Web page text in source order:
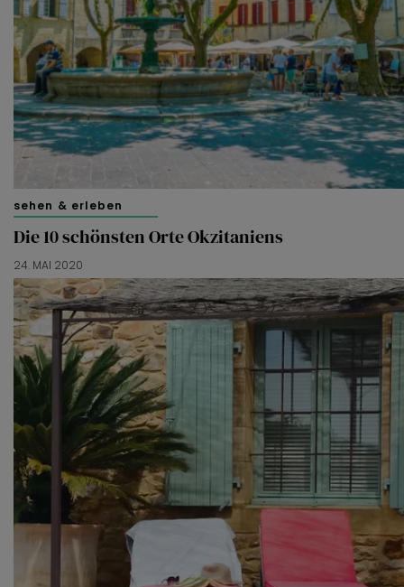
van derde partijen om gepersonaliseerde advertenties te
tonen en/of de inhoud van de advertenties op je
voorkeuren af te stemmen. Je kunt je voorkeuren
beheren via ‘Zelf instellen’. Klik je op ‘Accepteren en
doorgaan’ dan ga je akkoord met het gebruik van alle
cookies zoals omschreven in onzeCookieverklaring.
sehen & erleben
Die 10 schönsten Orte Okzitaniens
24. MAI 2020